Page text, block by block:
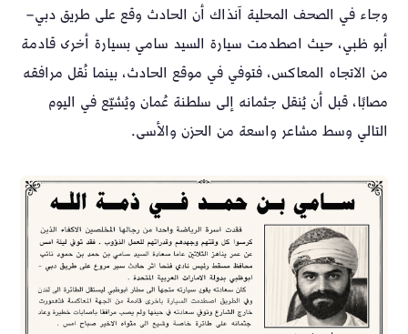
وجاء في الصحف المحلية آنذاك أن الحادث وقع على طريق دبي–
أبو ظبي، حيث اصطدمت سيارة السيد سامي بسيارة أخرى قادمة
من الاتجاه المعاكس، فتوفي في موقع الحادث، بينما نُقل مرافقه
مصابًا، قبل أن يُنقل جثمانه إلى سلطنة عُمان ويُشيّع في اليوم
التالي وسط مشاعر واسعة من الحزن والأسى.